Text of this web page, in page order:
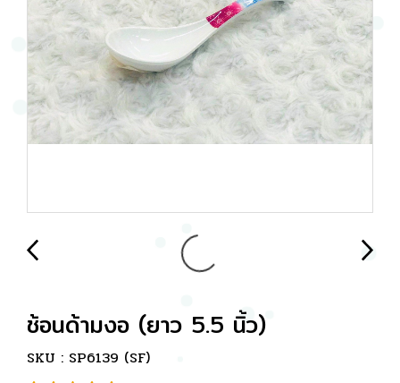
ช้อนด้ามงอ (ยาว 5.5 นิ้ว)
SKU : SP6139 (SF)